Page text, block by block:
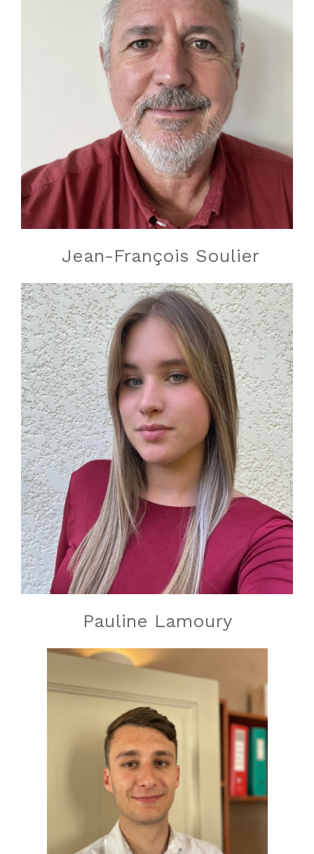
Jean-François Soulier
Pauline Lamoury